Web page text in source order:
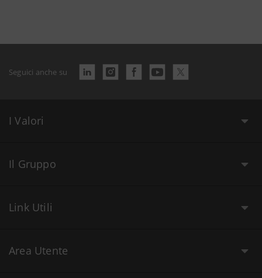
Seguici anche su
I Valori
Il Gruppo
Link Utili
Area Utente